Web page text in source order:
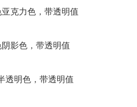
克力色，带透明值
影色，带透明值
透明色，带透明值